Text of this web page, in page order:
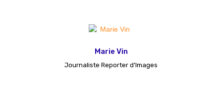
Marie Vin
Journaliste Reporter d'Images